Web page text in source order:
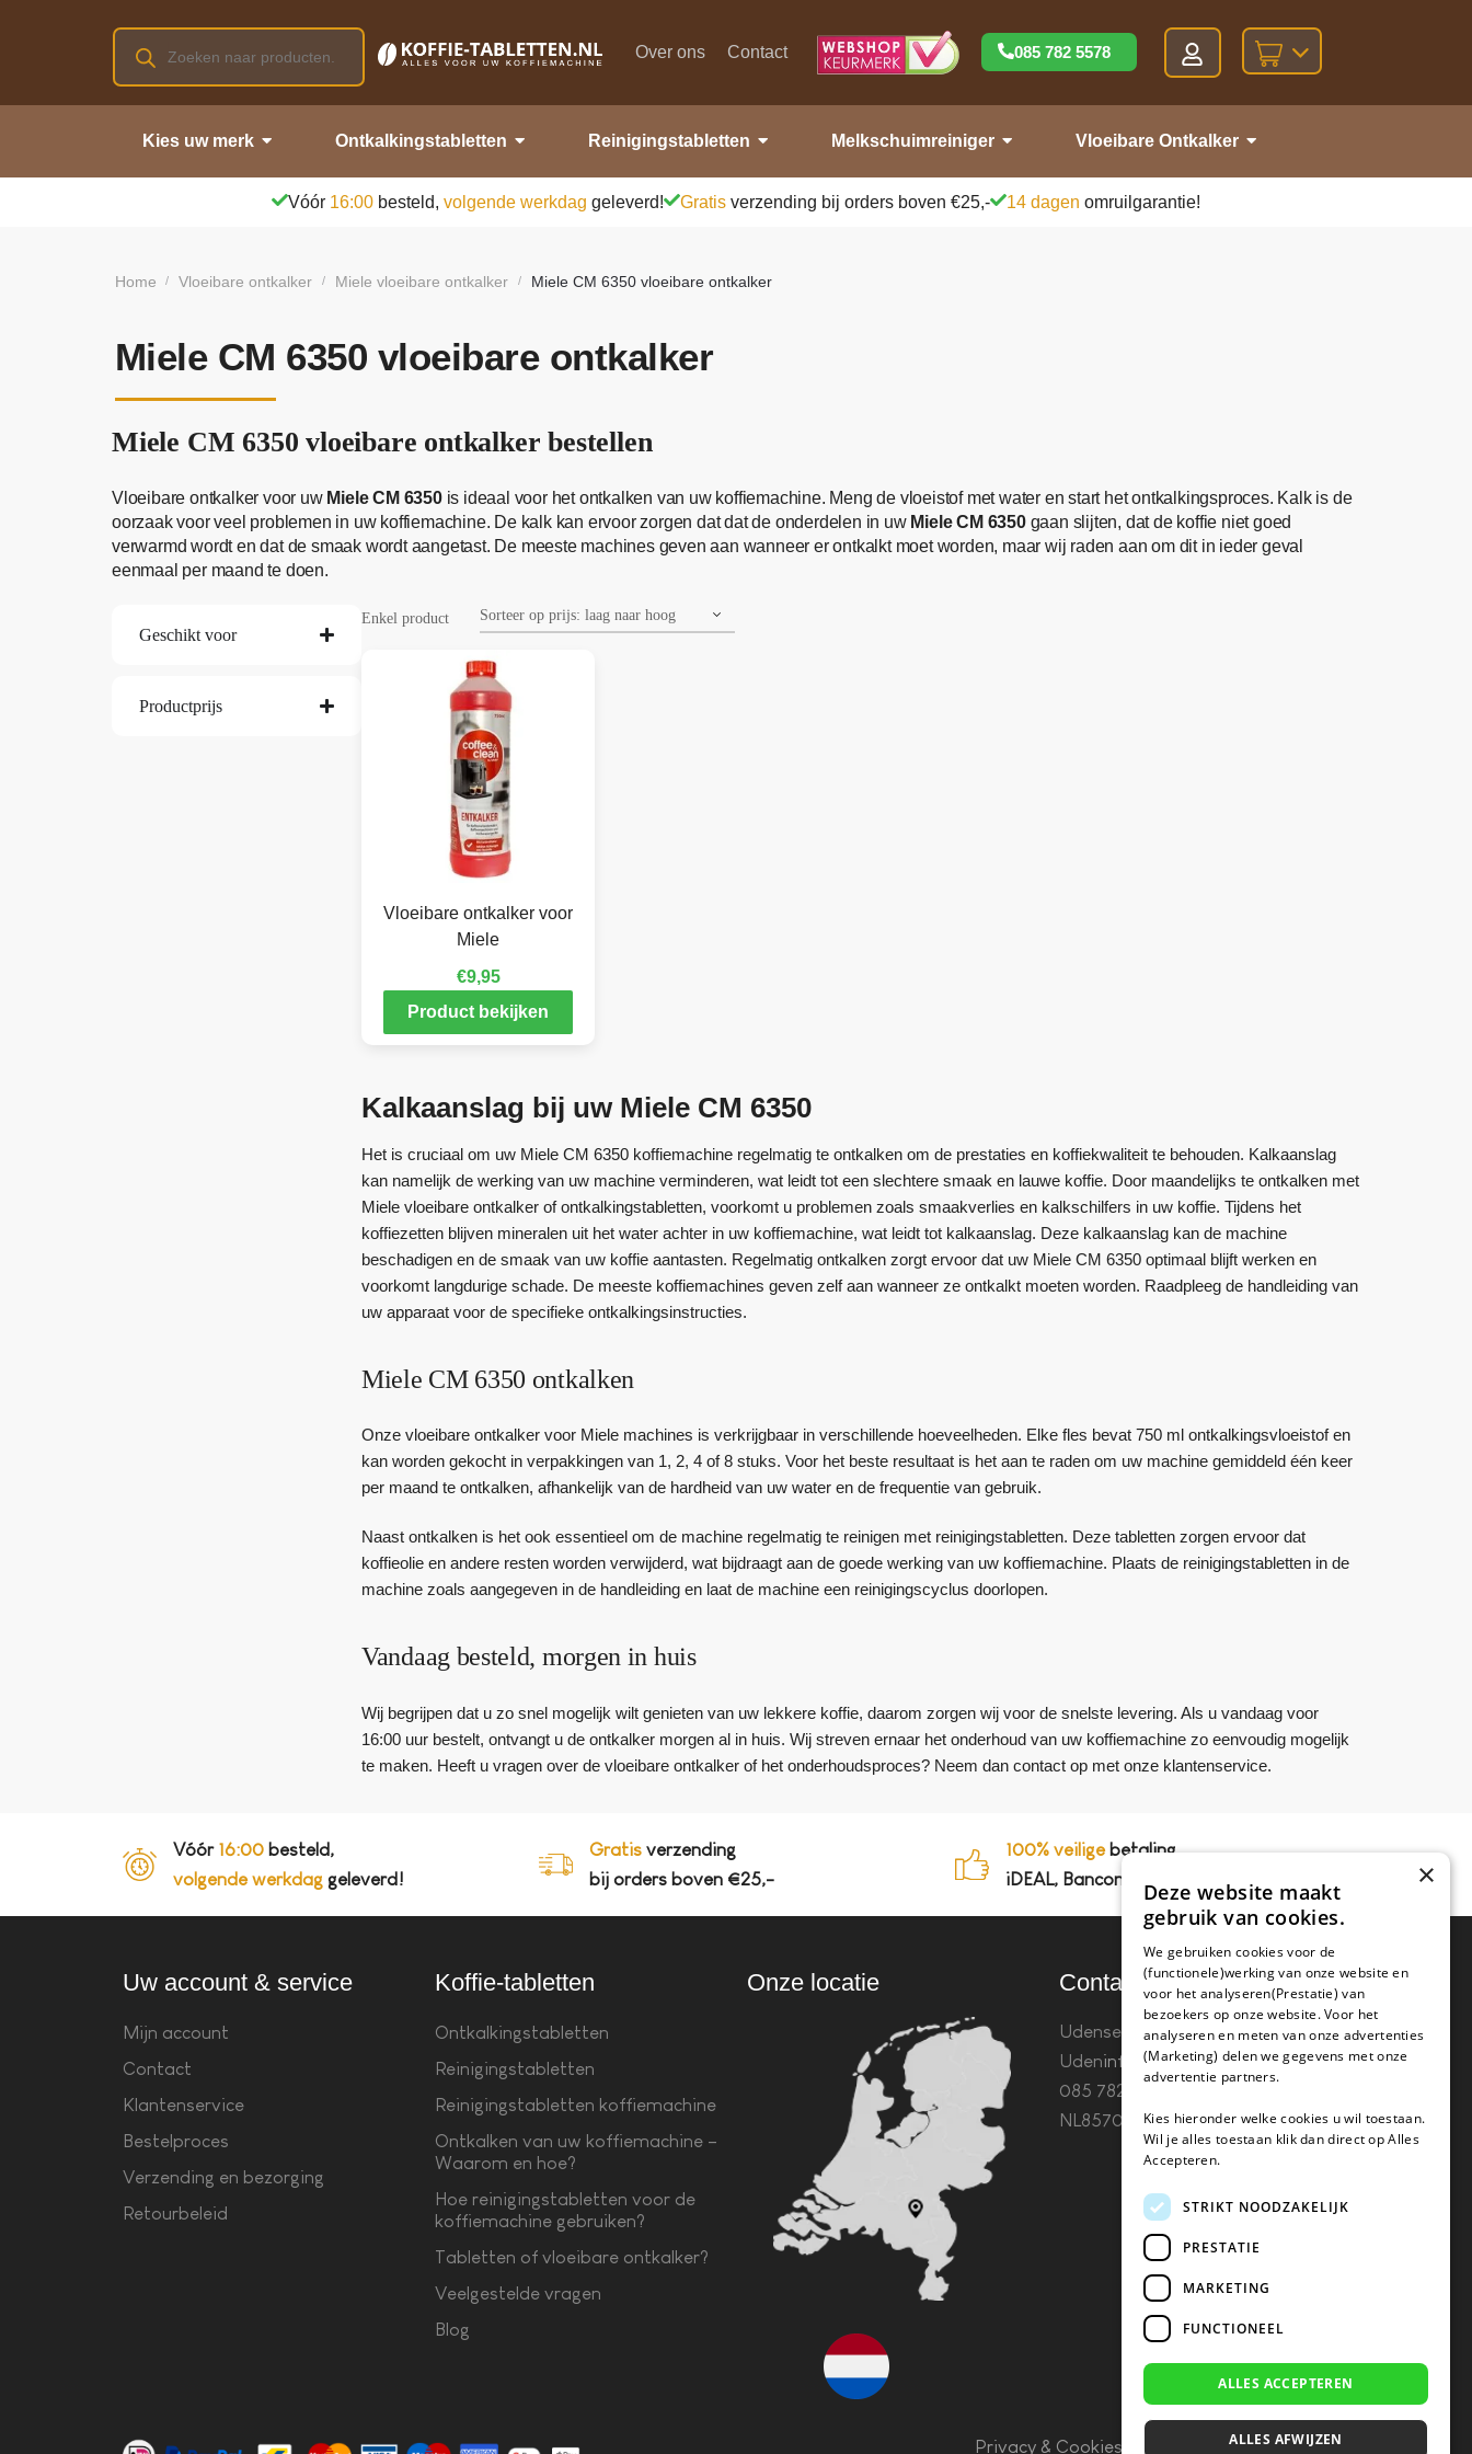
Over ons Contact 085 782 5578
Kies uw merk Ontkalkingstabletten Reinigingstabletten Melkschuimreiniger Vloeibare Ontkalker
Vóór 16:00 besteld, volgende werkdag geleverd! Gratis verzending bij orders boven €25,- 14 dagen omruilgarantie!
Home / Vloeibare ontkalker / Miele vloeibare ontkalker / Miele CM 6350 vloeibare ontkalker
Miele CM 6350 vloeibare ontkalker
Miele CM 6350 vloeibare ontkalker bestellen
Vloeibare ontkalker voor uw Miele CM 6350is ideaal voor het ontkalken van uw koffiemachine. Meng de vloeistof met water en start het ontkalkingsproces. Kalk is de
oorzaak voor veel problemen in uw koffiemachine. De kalk kan ervoor zorgen dat dat de onderdelen in uw Miele CM 6350gaan slijten, dat de koffie niet goed
verwarmd wordt en dat de smaak wordt aangetast. De meeste machines geven aan wanneer er ontkalkt moet worden, maar wij raden aan om dit in ieder geval
eenmaal per maand te doen.
Geschikt voor
Productprijs
Enkel product
Vloeibare ontkalker voor
Miele
€9,95
Product bekijken
Kalkaanslag bij uw Miele CM 6350
Het is cruciaal om uw Miele CM 6350 koffiemachine regelmatig te ontkalken om de prestaties en koffiekwaliteit te behouden. Kalkaanslag
kan namelijk de werking van uw machine verminderen, wat leidt tot een slechtere smaak en lauwe koffie. Door maandelijks te ontkalken met
Miele vloeibare ontkalker of ontkalkingstabletten, voorkomt u problemen zoals smaakverlies en kalkschilfers in uw koffie. Tijdens het
koffiezetten blijven mineralen uit het water achter in uw koffiemachine, wat leidt tot kalkaanslag. Deze kalkaanslag kan de machine
beschadigen en de smaak van uw koffie aantasten. Regelmatig ontkalken zorgt ervoor dat uw Miele CM 6350 optimaal blijft werken en
voorkomt langdurige schade. De meeste koffiemachines geven zelf aan wanneer ze ontkalkt moeten worden. Raadpleeg de handleiding van
uw apparaat voor de specifieke ontkalkingsinstructies.
Miele CM 6350 ontkalken
Onze vloeibare ontkalker voor Miele machines is verkrijgbaar in verschillende hoeveelheden. Elke fles bevat 750 ml ontkalkingsvloeistof en
kan worden gekocht in verpakkingen van 1, 2, 4 of 8 stuks. Voor het beste resultaat is het aan te raden om uw machine gemiddeld één keer
per maand te ontkalken, afhankelijk van de hardheid van uw water en de frequentie van gebruik.
Naast ontkalken is het ook essentieel om de machine regelmatig te reinigen met reinigingstabletten. Deze tabletten zorgen ervoor dat
koffieolie en andere resten worden verwijderd, wat bijdraagt aan de goede werking van uw koffiemachine. Plaats de reinigingstabletten in de
machine zoals aangegeven in de handleiding en laat de machine een reinigingscyclus doorlopen.
Vandaag besteld, morgen in huis
Wij begrijpen dat u zo snel mogelijk wilt genieten van uw lekkere koffie, daarom zorgen wij voor de snelste levering. Als u vandaag voor
16:00 uur bestelt, ontvangt u de ontkalker morgen al in huis. Wij streven ernaar het onderhoud van uw koffiemachine zo eenvoudig mogelijk
te maken. Heeft u vragen over de vloeibare ontkalker of het onderhoudsproces? Neem dan contact op met onze klantenservice.
Vóór 16:00 besteld,
volgende werkdag geleverd!
Gratis verzending
bij orders boven €25,-
100% veiligebetaling,
iDEAL, Bancontact en op rekening
Uw account & service
Mijn account
Contact
Klantenservice
Bestelproces
Verzending en bezorging
Retourbeleid
Koffie-tabletten
Ontkalkingstabletten
Reinigingstabletten
Reinigingstabletten koffiemachine
Ontkalken van uw koffiemachine –
Waarom en hoe?
Hoe reinigingstabletten voor de
koffiemachine gebruiken?
Tabletten of vloeibare ontkalker?
Veelgestelde vragen
Blog
Onze locatie Contact
Udenseweg 8B 5405 PA
Udeninfo(@)koffie-tabletten.nlTel.
085 782 5578KvK 67529623 Btw:
NL857053759B01
Privacy & Cookies Algemene Voorwaarden
×
Deze website maakt
gebruik van cookies.
We gebruiken cookies voor de
(functionele)werking van onze website en
voor het analyseren(Prestatie) van
bezoekers op onze website. Voor het
analyseren en meten van onze advertenties
(Marketing) delen we gegevens met onze
advertentie partners.
Kies hieronder welke cookies u wil toestaan.
Wil je alles toestaan klik dan direct op Alles
Accepteren.
STRIKT NOODZAKELIJK
PRESTATIE
MARKETING
FUNCTIONEEL
ALLES ACCEPTEREN
ALLES AFWIJZEN